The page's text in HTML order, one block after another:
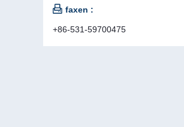
 faxen :
+86-531-59700475